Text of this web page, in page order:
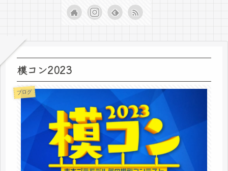
模コン2023
ブログ